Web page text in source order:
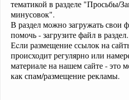
тематикой в разделе "Просьбы/
минусовок".
В раздел можно загружать свои
помочь - загрузите файл в раздел.
Еcли размещение ссылок на
происходит регулярно или
материале на нашем сайте - это
как спам/размещение рекламы.